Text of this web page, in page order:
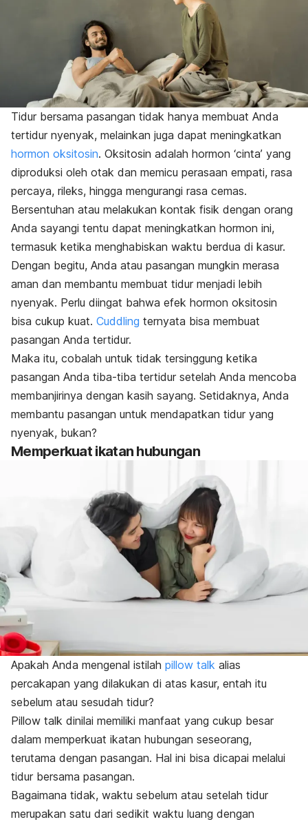
Tidur bersama pasangan tidak hanya membuat Anda
tertidur nyenyak, melainkan juga dapat meningkatkan
hormon oksitosin. Oksitosin adalah hormon ‘cinta’ yang
diproduksi oleh otak dan memicu perasaan empati, rasa
percaya, rileks, hingga mengurangi rasa cemas.
Bersentuhan atau melakukan kontak fisik dengan orang
Anda sayangi tentu dapat meningkatkan hormon ini,
termasuk ketika menghabiskan waktu berdua di kasur.
Dengan begitu, Anda atau pasangan mungkin merasa
aman dan membantu membuat tidur menjadi lebih
nyenyak. Perlu diingat bahwa efek hormon oksitosin
bisa cukup kuat. Cuddling ternyata bisa membuat
pasangan Anda tertidur.
Maka itu, cobalah untuk tidak tersinggung ketika
pasangan Anda tiba-tiba tertidur setelah Anda mencoba
membanjirinya dengan kasih sayang. Setidaknya, Anda
membantu pasangan untuk mendapatkan tidur yang
nyenyak, bukan?
Memperkuat ikatan hubungan
Apakah Anda mengenal istilah pillow talk alias
percakapan yang dilakukan di atas kasur, entah itu
sebelum atau sesudah tidur?
Pillow talk dinilai memiliki manfaat yang cukup besar
dalam memperkuat ikatan hubungan seseorang,
terutama dengan pasangan. Hal ini bisa dicapai melalui
tidur bersama pasangan.
Bagaimana tidak, waktu sebelum atau setelah tidur
merupakan satu dari sedikit waktu luang dengan